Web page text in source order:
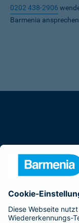
0202 438-2906
Barmenia